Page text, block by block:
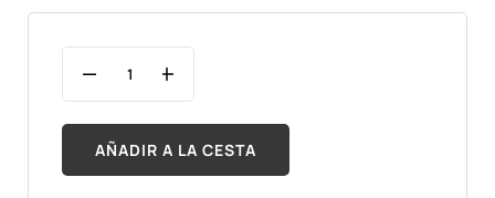
AÑADIR A LA CESTA